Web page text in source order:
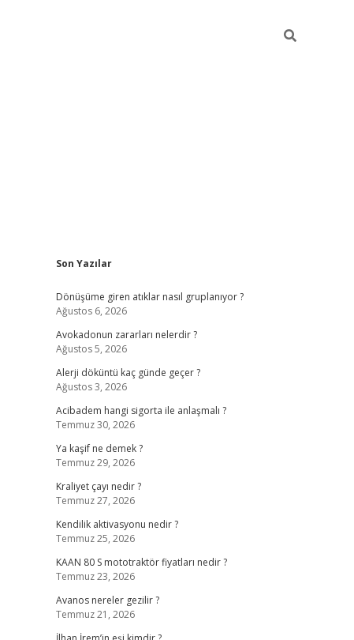
Sidebar
Son Yazılar
Dönüşüme giren atıklar nasıl gruplanıyor ?
Ağustos 6, 2026
Avokadonun zararları nelerdir ?
Ağustos 5, 2026
Alerji döküntü kaç günde geçer ?
Ağustos 3, 2026
Acibadem hangi sigorta ile anlaşmalı ?
Temmuz 30, 2026
Ya kaşif ne demek ?
Temmuz 29, 2026
Kraliyet çayı nedir ?
Temmuz 27, 2026
Kendilik aktivasyonu nedir ?
Temmuz 25, 2026
KAAN 80 S mototraktör fiyatları nedir ?
Temmuz 23, 2026
Avanos nereler gezilir ?
Temmuz 21, 2026